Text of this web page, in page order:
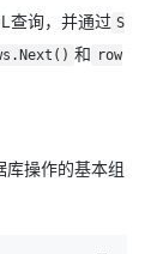
查询，并通过 S
和 row
库操作的基本组